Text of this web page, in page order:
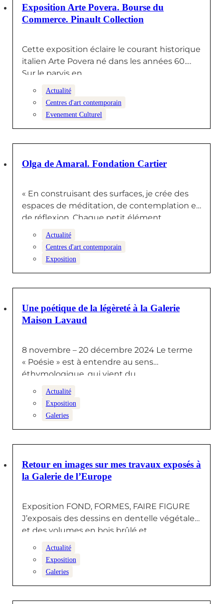
18 DÉCEMBRE 2024
Exposition Arte Povera. Bourse du
Commerce. Pinault Collection
Cette exposition éclaire le courant historique
italien Arte Povera né dans les années 60.
Sur le parvis en…
Actualité
Centres d'art contemporain
Evenement Culturel
29 NOVEMBRE 2024
Olga de Amaral. Fondation Cartier
« En construisant des surfaces, je crée des
espaces de méditation, de contemplation et
de réflexion. Chaque petit élément…
Actualité
Centres d'art contemporain
Exposition
11 NOVEMBRE 2024
Une poétique de la légèreté à la Galerie
Maison Lavaud
8 novembre – 20 décembre 2024 Le terme
« Poésie » est à entendre au sens
éthymologique, qui vient du…
Actualité
Exposition
Galeries
28 OCTOBRE 2024
Retour en images sur mes travaux exposés à
la Galerie de l’Europe
Exposition FOND, FORMES, FAIRE FIGURE
J’exposais des dessins en dentelle végétale
et des volumes en bois brûlé et…
Actualité
Exposition
Galeries